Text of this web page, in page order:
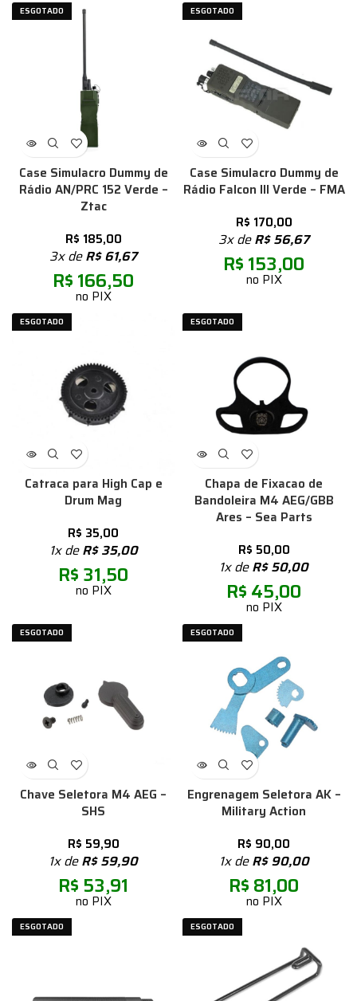
ESGOTADO
Case Simulacro Dummy de
Rádio AN/PRC 152 Verde –
Ztac
R$ 185,00
3x deR$61,67
R$ 166,50
no PIX
ESGOTADO
Case Simulacro Dummy de
Rádio Falcon III Verde – FMA
R$ 170,00
3x deR$56,67
R$ 153,00
no PIX
ESGOTADO
Catraca para High Cap e
Drum Mag
R$ 35,00
1x deR$35,00
R$ 31,50
no PIX
ESGOTADO
Chapa de Fixacao de
Bandoleira M4 AEG/GBB
Ares – Sea Parts
R$ 50,00
1x deR$50,00
R$ 45,00
no PIX
ESGOTADO
Chave Seletora M4 AEG –
SHS
R$ 59,90
1x deR$59,90
R$ 53,91
no PIX
ESGOTADO
Engrenagem Seletora AK –
Military Action
R$ 90,00
1x deR$90,00
R$ 81,00
no PIX
ESGOTADO ESGOTADO